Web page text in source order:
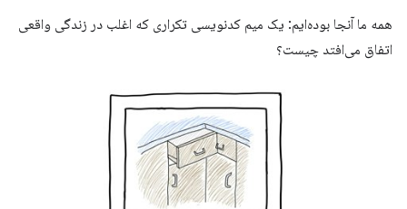
همه ما آنجا بوده‌ایم: یک میم کدنویسی تکراری که اغلب در زندگی واقعی
اتفاق می‌افتد چیست؟